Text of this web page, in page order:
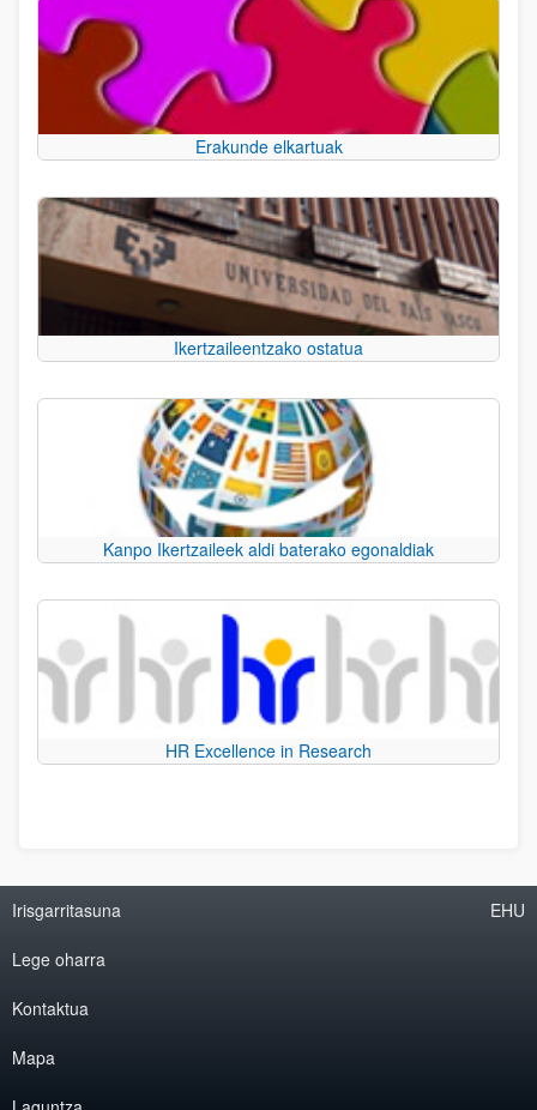
Erakunde elkartuak
Ikertzaileentzako ostatua
Kanpo Ikertzaileek aldi baterako egonaldiak
HR Excellence in Research
Irisgarritasuna
Lege oharra
Kontaktua
Mapa
EHU